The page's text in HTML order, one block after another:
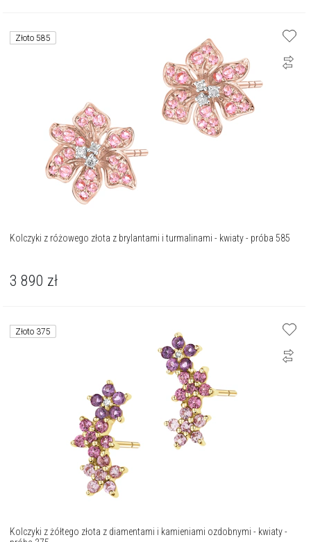
Złoto 585
Kolczyki z różowego złota z brylantami i turmalinami - kwiaty - próba 585
3 890 zł
Złoto 375
Kolczyki z żółtego złota z diamentami i kamieniami ozdobnymi - kwiaty -